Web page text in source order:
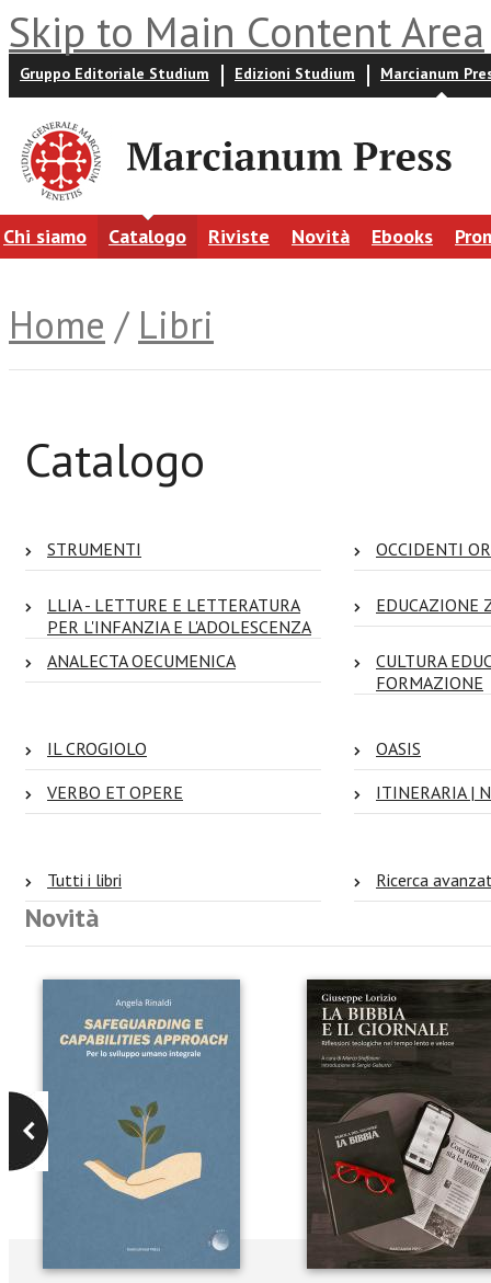
Skip to Main Content Area
Gruppo Editoriale Studium Edizioni Studium Marcianum
Chi siamo Catalogo Riviste Novità Ebooks
Home / Libri
Catalogo
STRUMENTI OCCIDENTI
LLIA - LETTURE E LETTERATURA
PER L'INFANZIA E L'ADOLESCENZA
EDUCAZIONE
ANALECTA OECUMENICA
CULTURA
FORMAZIONE
IL CROGIOLO
OASIS
VERBO ET OPERE
ITINERARIA |
Tutti i libri Ricerca
Novità